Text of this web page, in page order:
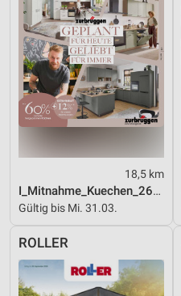
18,5 km
I_Mitnahme_Kuechen_26_ES
Gültig bis Mi. 31.03.
ROLLER